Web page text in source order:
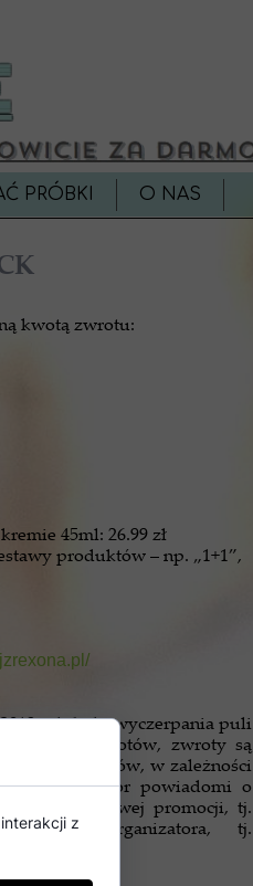
PRÓBKI O NAS
kwotą zwrotu:
45ml: 26.99 zł
produktów – np. „1+1”,
r. lub do wyczerpania puli
tysięcy) zwrotów, zwroty są
liczby zwrotów, w zależności
Organizator powiadomi o
internetowej promocji, tj.
organizatora, tj.
z